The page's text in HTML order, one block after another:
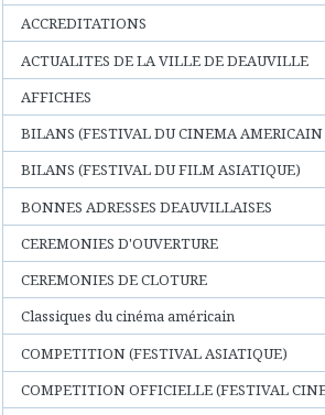
ACCREDITATIONS
ACTUALITES DE LA VILLE DE DEAUVILLE
AFFICHES
BILANS (FESTIVAL DU CINEMA AMERICAIN
BILANS (FESTIVAL DU FILM ASIATIQUE)
BONNES ADRESSES DEAUVILLAISES
CEREMONIES D'OUVERTURE
CEREMONIES DE CLOTURE
Classiques du cinéma américain
COMPETITION (FESTIVAL ASIATIQUE)
COMPETITION OFFICIELLE (FESTIVAL